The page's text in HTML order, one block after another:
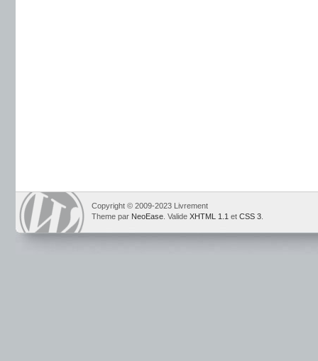
Copyright © 2009-2023 Livrement
Theme par NeoEase . Valide XHTML 1.1 et CSS 3